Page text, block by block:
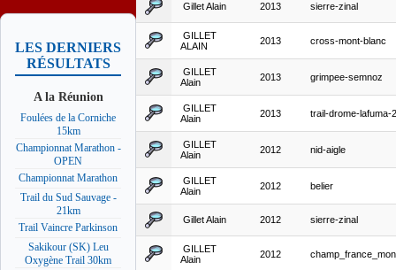
LES DERNIERS
RÉSULTATS
A la Réunion
Foulées de la Corniche
15km
Championnat Marathon -
OPEN
Championnat Marathon
Trail du Sud Sauvage -
21km
Trail Vaincre Parkinson
Sakikour (SK) Leu
Oxygène Trail 30km
Gillet Alain 2013 sierre-zinal
GILLET
ALAIN
2013 cross-mont-blanc
GILLET
Alain
2013 grimpee-semnoz
GILLET
Alain
2013 trail-drome-lafuma-
GILLET
Alain
2012 nid-aigle
GILLET
Alain
2012 belier
Gillet Alain 2012 sierre-zinal
GILLET
Alain
2012